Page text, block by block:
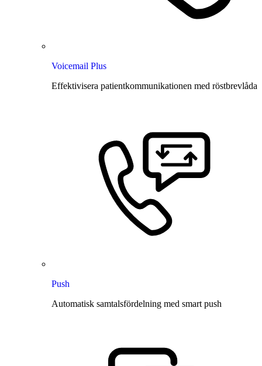
Voicemail Plus
Effektivisera patientkommunikationen med röstbrevlåda
Push
Automatisk samtalsfördelning med smart push